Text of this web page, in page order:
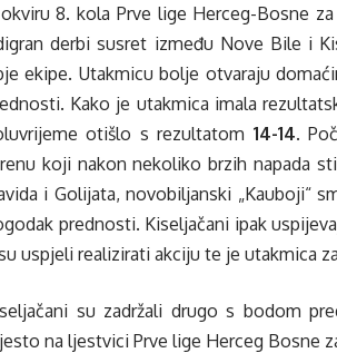
8. kola Prve lige Herceg-Bosne
derbi susret između Nove Bile i
ekipe. Utakmicu bolje otvaraju
Kako je utakmica imala
otišlo s rezultatom 14-14.
koji nakon nekoliko brzih napada
i Golijata, novobiljanski „Kauboji“
prednosti. Kiseljačani ipak
uspjeli realizirati akciju te je utakmica
su zadržali drugo s bodom
na ljestvici Prve lige Herceg Bosne